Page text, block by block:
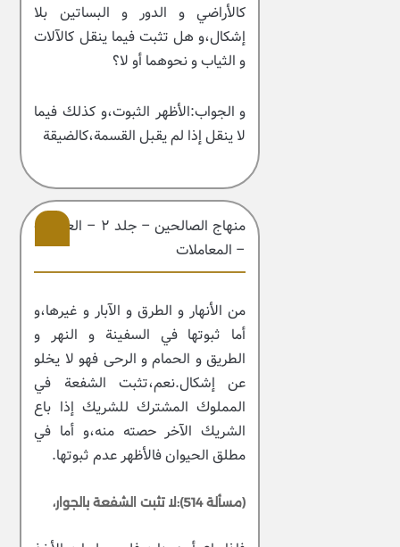
كالأراضي و الدور و البساتين بلا
إشكال،و هل تثبت فيما ينقل كالآلات
و الثياب و نحوهما أو لا؟
و الجواب:الأظهر الثبوت،و كذلك فيما
لا ينقل إذا لم يقبل القسمة،كالضيقة
منهاج الصالحین – جلد ۲ – العبادات
– المعاملات
من الأنهار و الطرق و الآبار و غيرها،و
أما ثبوتها في السفينة و النهر و
الطريق و الحمام و الرحى فهو لا يخلو
عن إشكال.نعم،تثبت الشفعة في
المملوك المشترك للشريك إذا باع
الشريك الآخر حصته منه،و أما في
مطلق الحيوان فالأظهر عدم ثبوتها.
(مسألة 514):لا تثبت الشفعة بالجوار،